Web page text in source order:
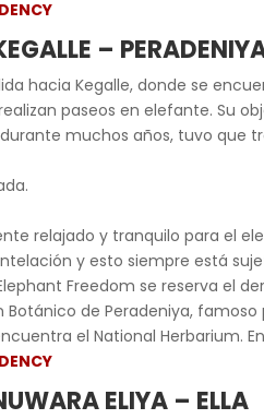
–
hacia Kegalle, donde se
paseos en elefante. Su
muchos años, tuvo que
relajado y tranquilo para el
y esto siempre está
Freedom se reserva el
Botánico de Peradeniya,
el National Herbarium.
ELIYA – ELLA